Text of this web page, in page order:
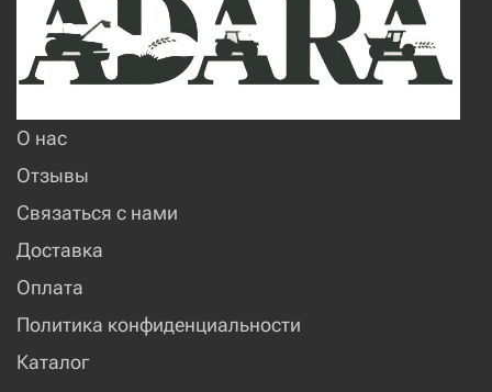
О нас
Отзывы
Связаться с нами
Доставка
Оплата
Политика конфиденциальности
Каталог